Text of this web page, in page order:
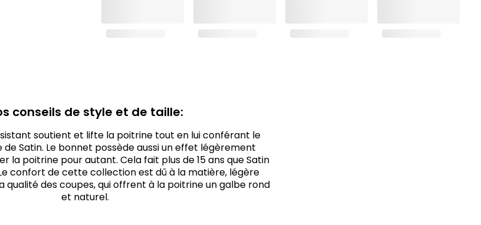
conseils de style et de taille:
soutient et lifte la poitrine tout en lui conférant le
Satin. Le bonnet possède aussi un effet légèrement
la poitrine pour autant. Cela fait plus de 15 ans que Satin
confort de cette collection est dû à la matière, légère
qualité des coupes, qui offrent à la poitrine un galbe rond
et naturel.